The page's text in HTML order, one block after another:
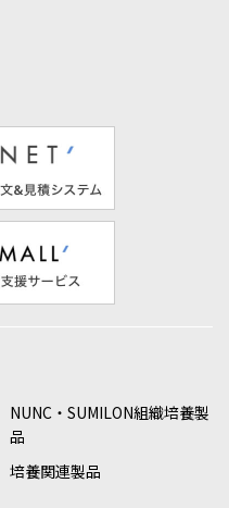
NUNC・SUMILON組織培養製
品
培養関連製品